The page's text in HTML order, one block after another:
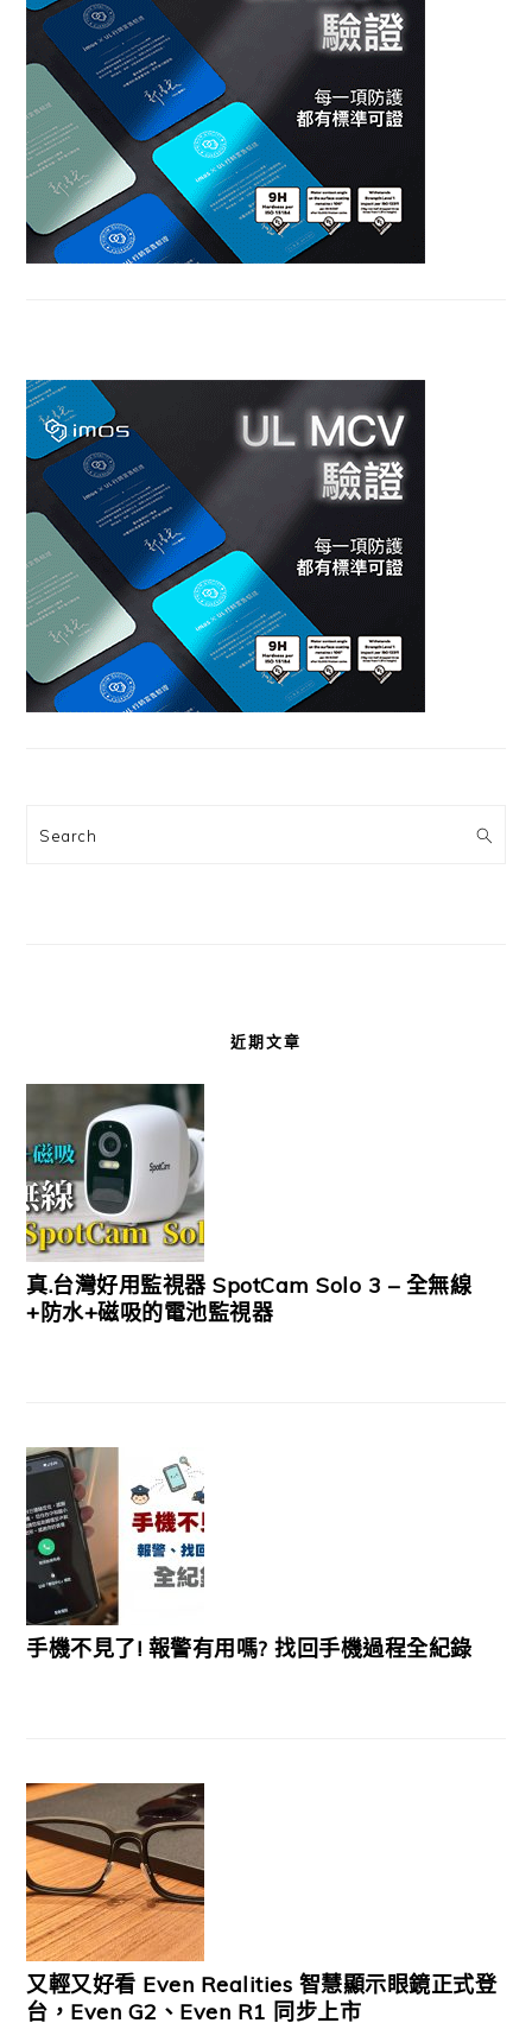
Search
近期文章
真.台灣好用監視器 SpotCam Solo 3 – 全無線
+防水+磁吸的電池監視器
手機不見了! 報警有用嗎? 找回手機過程全紀錄
又輕又好看 Even Realities 智慧顯示眼鏡正式登
台，Even G2、Even R1 同步上市